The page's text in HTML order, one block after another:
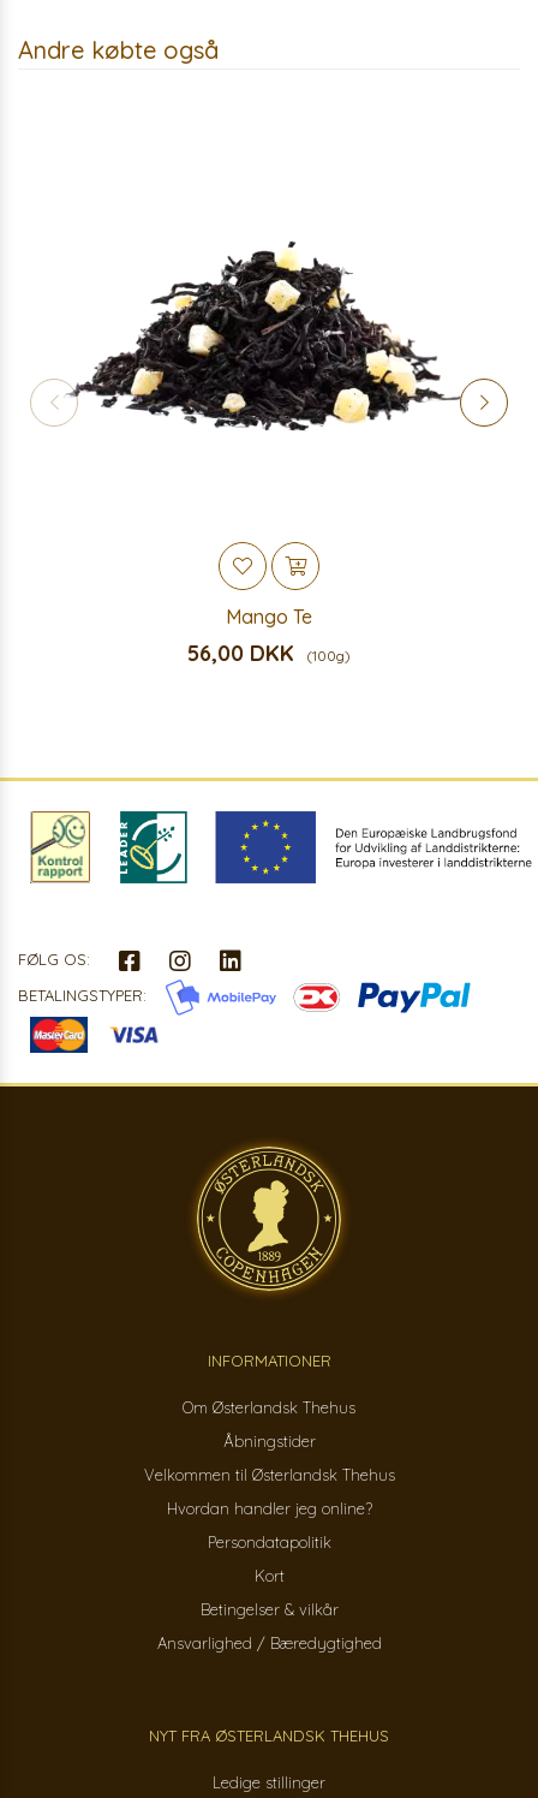
Andre købte også
Mango Te
56,00 DKK (100g)
FØLG OS:
BETALINGSTYPER:
INFORMATIONER
Om Østerlandsk Thehus
Åbningstider
Velkommen til Østerlandsk Thehus
Hvordan handler jeg online?
Persondatapolitik
Kort
Betingelser & vilkår
Ansvarlighed / Bæredygtighed
NYT FRA ØSTERLANDSK THEHUS
Ledige stillinger